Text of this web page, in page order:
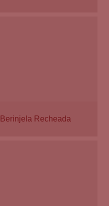
Berinjela Recheada